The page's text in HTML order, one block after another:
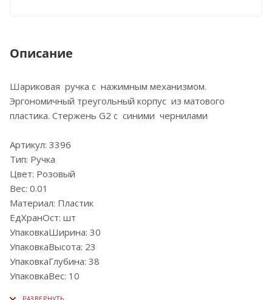
Описание
Шариковая ручка с нажимным механизмом.
Эргономичный треугольный корпус из матового
пластика. Стержень G2 c синими чернилами
Артикул: 3396
Тип: Ручка
Цвет: Розовый
Вес: 0.01
Материал: Пластик
ЕдХранОст: шт
УпаковкаШирина: 30
УпаковкаВысота: 23
УпаковкаГлубина: 38
УпаковкаВес: 10